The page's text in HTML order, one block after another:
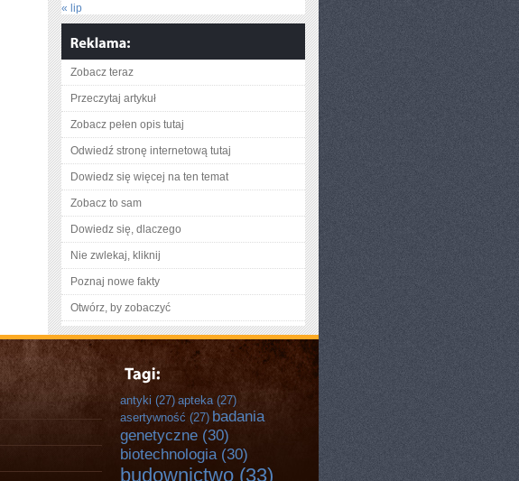
« lip
Zobacz teraz
Przeczytaj artykuł
Zobacz pełen opis tutaj
Odwiedź stronę internetową tutaj
Dowiedz się więcej na ten temat
Zobacz to sam
Dowiedz się, dlaczego
Nie zwlekaj, kliknij
Poznaj nowe fakty
Otwórz, by zobaczyć
antyki (27) apteka(27)
asertywność (27) badania
genetyczne (30)
biotechnologia(30)
budownictwo (33)